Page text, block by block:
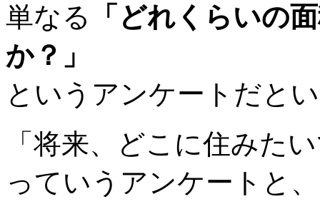
単なる
「どれくらいの
か？」
というアンケートだと
「将来、どこに住みた
っていうアンケートと